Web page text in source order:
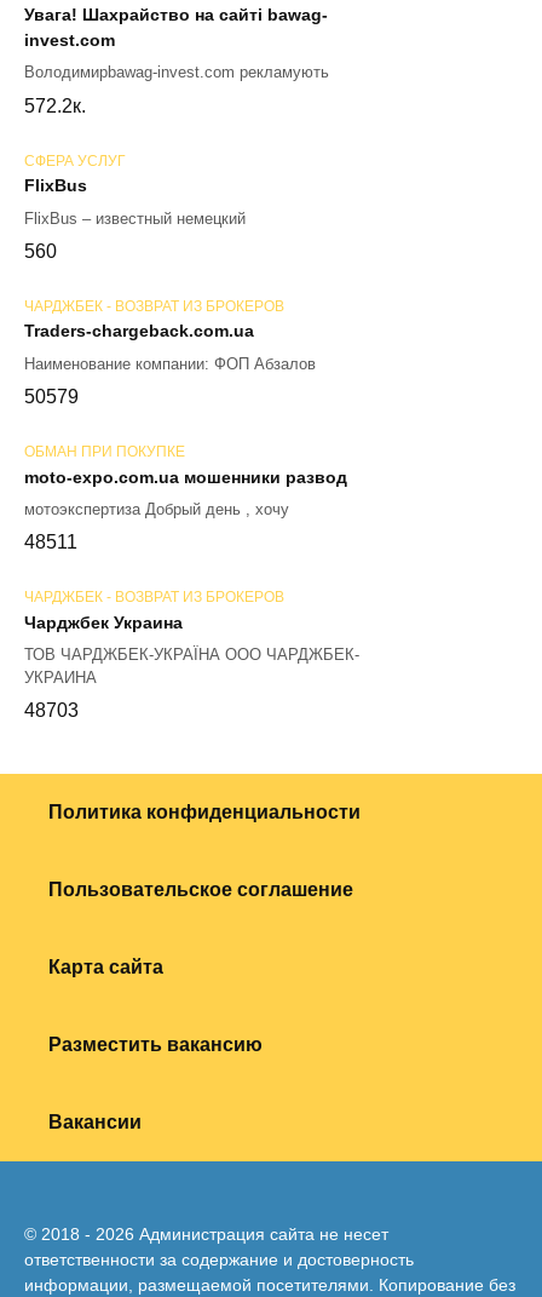
Увага! Шахрайство на сайті bawag-
invest.com
Володимирbawag-invest.com рекламують
572.2к.
СФЕРА УСЛУГ
FlixBus
FlixBus – известный немецкий
560
ЧАРДЖБЕК - ВОЗВРАТ ИЗ БРОКЕРОВ
Traders-chargeback.com.ua
Наименование компании: ФОП Абзалов
50579
ОБМАН ПРИ ПОКУПКЕ
moto-expo.com.ua мошенники развод
мотоэкспертиза Добрый день , хочу
48511
ЧАРДЖБЕК - ВОЗВРАТ ИЗ БРОКЕРОВ
Чарджбек Украина
ТОВ ЧАРДЖБЕК-УКРАЇНА ООО ЧАРДЖБЕК-
УКРАИНА
48703
Политика конфиденциальности
Пользовательское соглашение
Карта сайта
Разместить вакансию
Вакансии
© 2018 - 2026 Администрация сайта не несет
ответственности за содержание и достоверность
информации, размещаемой посетителями. Копирование без